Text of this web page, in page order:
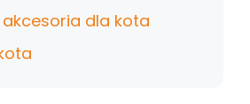
akcesoria dla kota